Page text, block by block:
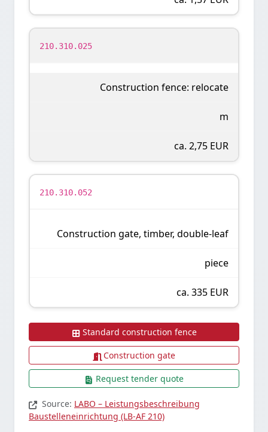
210.310.025
Construction fence: relocate
m
ca. 2,75 EUR
210.310.052
Construction gate, timber, double-leaf
piece
ca. 335 EUR
Standard construction fence
Construction gate
Request tender quote
Source: LABO – Leistungsbeschreibung
Baustelleneinrichtung (LB-AF 210)